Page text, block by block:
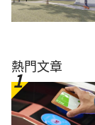
熱門文章